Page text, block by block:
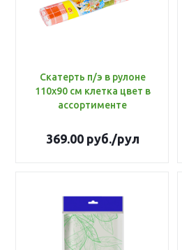
Скатерть п/э в рулоне
110х90 см клетка цвет в
ассортименте
369.00руб./рул